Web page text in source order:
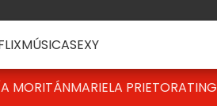
MÚSICASEXY
MORITÁNMARIELA PRIETORATING